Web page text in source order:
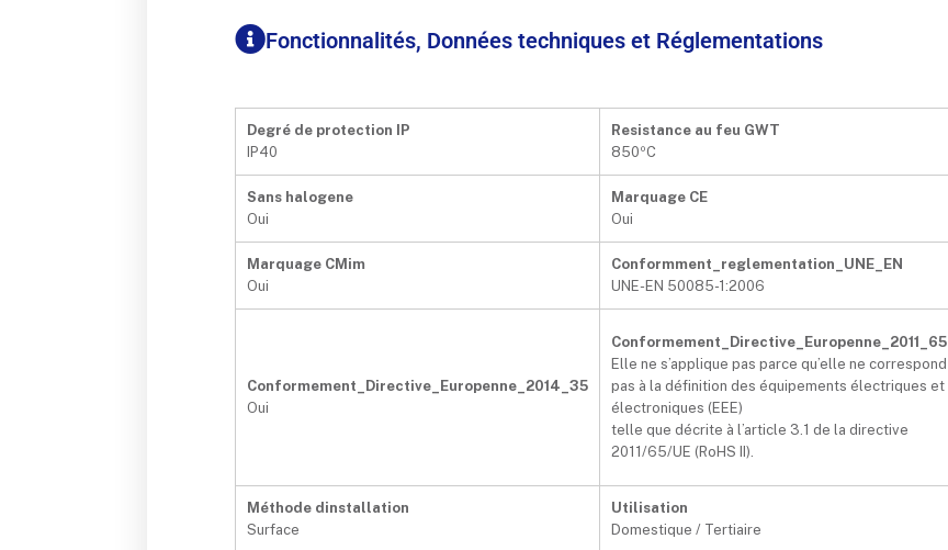
Fonctionnalités, Données techniques et Réglementations
Degré de protection IP
IP40
Resistance au feu GWT
850ºC
Sans halogene
Oui
Marquage CE
Oui
Marquage CMim
Oui
Conformment_reglementation_UNE_EN
UNE-EN 50085-1:2006
Conformement_Directive_Europenne_2014_35
Oui
Conformement_Directive_Europenne_2011_65
Elle ne s’applique pas parce qu’elle ne correspond
pas à la définition des équipements électriques et
électroniques (EEE)
telle que décrite à l’article 3.1 de la directive
2011/65/UE (RoHS II).
Méthode dinstallation
Surface
Utilisation
Domestique / Tertiaire